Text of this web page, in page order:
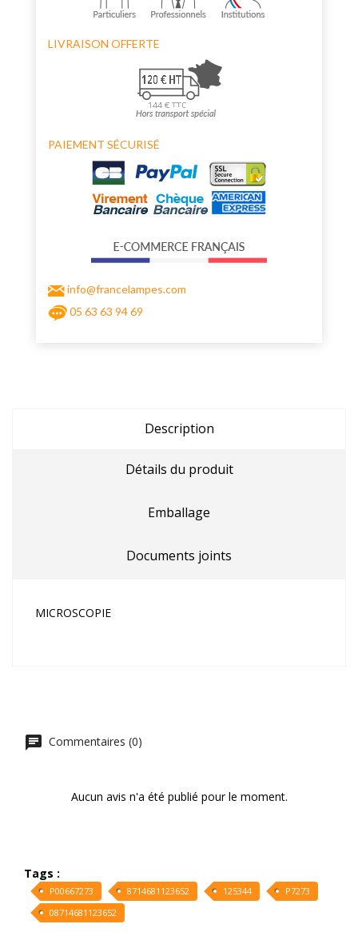
LIVRAISON OFFERTE
PAIEMENT SÉCURISÉ
info@francelampes.com
05 63 63 94 69
Description
Détails du produit
Emballage
Documents joints
MICROSCOPIE
Commentaires (0)
Aucun avis n'a été publié pour le moment.
Tags :
P00667273 8714681123652 125344
P7273
08714681123652